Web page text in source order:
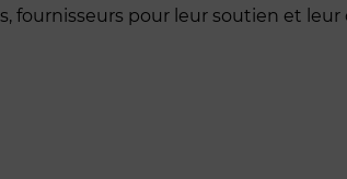
fournisseurs pour leur soutien et leur